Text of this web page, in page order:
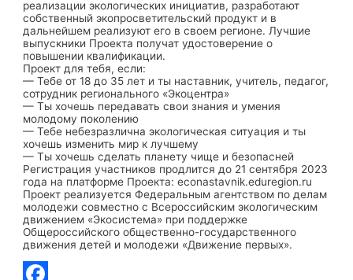
реализации экологических инициатив, разработают
собственный экопросветительский продукт и в
дальнейшем реализуют его в своем регионе. Лучшие
выпускники Проекта получат удостоверение о
повышении квалификации.
Проект для тебя, если:
— Тебе от 18 до 35 лет и ты наставник, учитель, педагог,
сотрудник регионального «Экоцентра»
— Ты хочешь передавать свои знания и умения
молодому поколению
— Тебе небезразлична экологическая ситуация и ты
хочешь изменить мир к лучшему
— Ты хочешь сделать планету чище и безопасней
Регистрация участников продлится до 21 сентября 2023
года на платформе Проекта: econastavnik.eduregion.ru
Проект реализуется Федеральным агентством по делам
молодежи совместно с Всероссийским экологическим
движением «Экосистема» при поддержке
Общероссийского общественно-государственного
движения детей и молодежи «Движение первых».